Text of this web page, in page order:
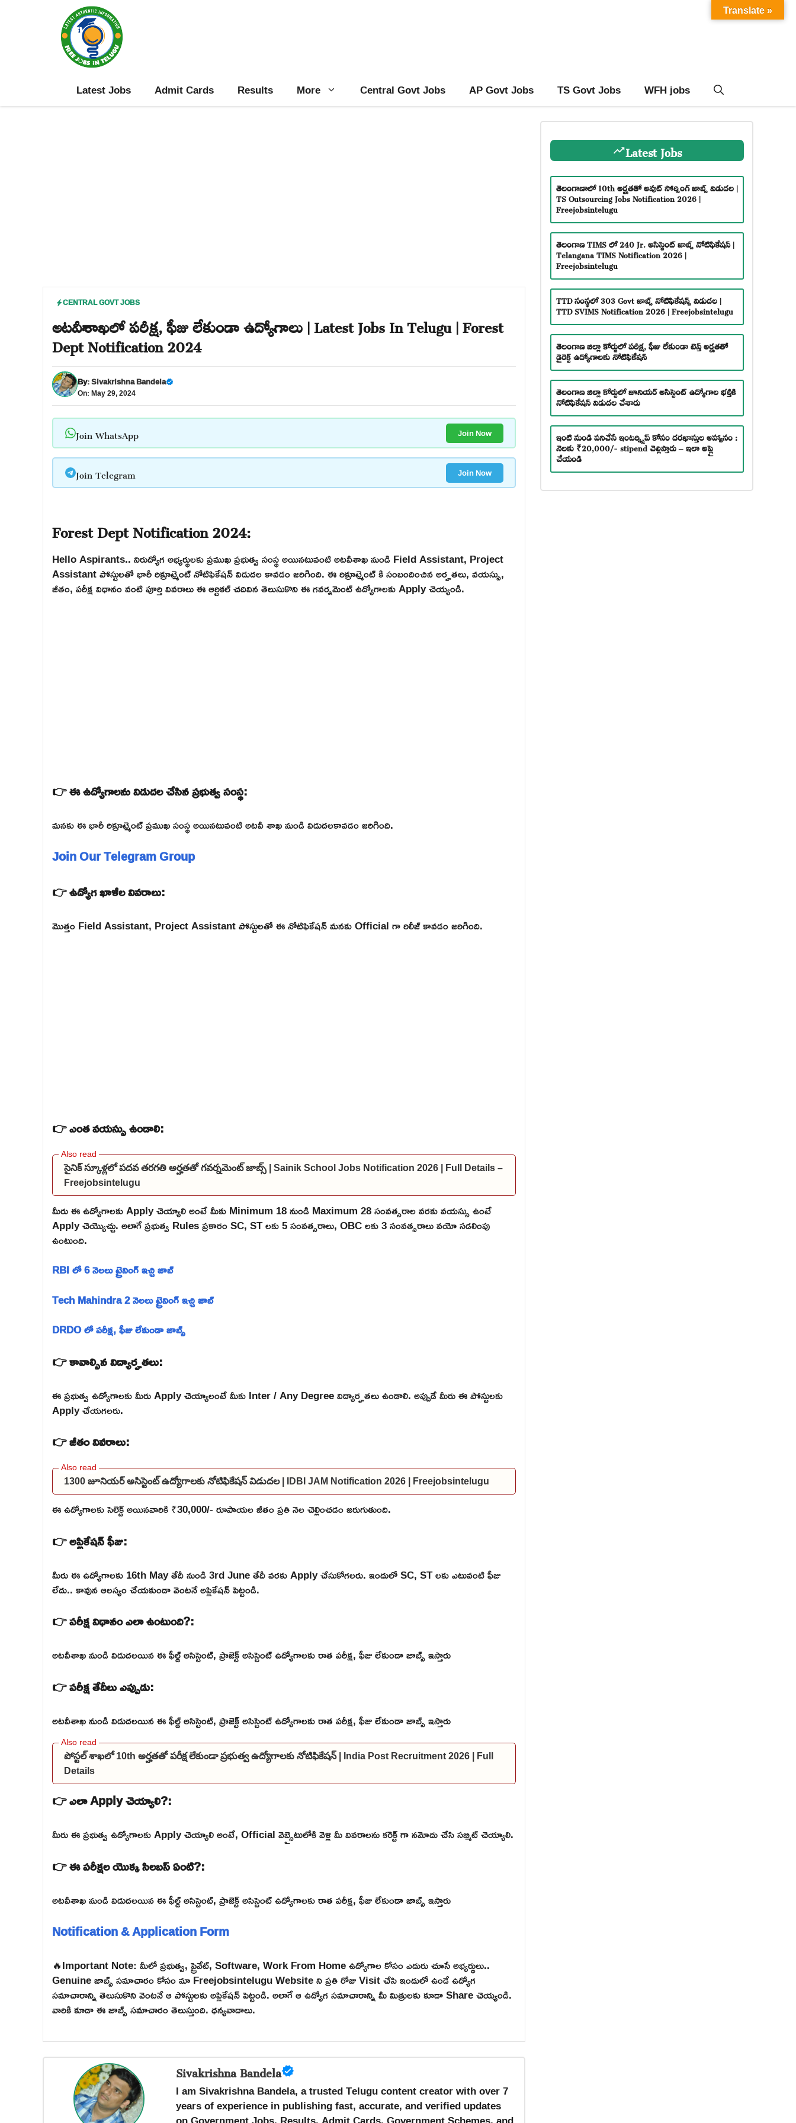
Latest Jobs Admit Cards Results More Central Govt Jobs AP Govt Jobs TS Govt Jobs WFH jobs
CENTRAL GOVT JOBS
అటవీశాఖలో పరీక్ష, ఫీజు లేకుండా ఉద్యోగాలు | Latest Jobs In Telugu | Forest
Dept Notification 2024
By:Sivakrishna Bandela
On: May 29, 2024
Join WhatsApp Join Now
Join Telegram Join Now
Forest Dept Notification 2024:
Hello Aspirants.. నిరుద్యోగ అభ్యర్థులకు ప్రముఖ ప్రభుత్వ సంస్థ అయినటువంటి అటవీశాఖ నుండి Field Assistant, Project
Assistant పోస్టులతో భారీ రిక్రూట్మెంట్ నోటిఫికేషన్ విడుదల కావడం జరిగింది. ఈ రిక్రూట్మెంట్ కి సంబందించిన అర్హతలు, వయస్సు,
జీతం, పరీక్ష విధానం వంటి పూర్తి వివరాలు ఈ ఆర్టికల్ చదివిన తెలుసుకొని ఈ గవర్నమెంట్ ఉద్యోగాలకు Apply చెయ్యండి.
👉 ఈ ఉద్యోగాలను విడుదల చేసిన ప్రభుత్వ సంస్థ:
మనకు ఈ భారీ రిక్రూట్మెంట్ ప్రముఖ సంస్థ అయినటువంటి అటవీ శాఖ నుండి విడుదలకావడం జరిగింది.
Join Our Telegram Group
👉 ఉద్యోగ ఖాళీల వివరాలు:
మొత్తం Field Assistant, Project Assistant పోస్టులతో ఈ నోటిఫికేషన్ మనకు Official గా రిలీజ్ కావడం జరిగింది.
👉 ఎంత వయస్సు ఉండాలి:
సైనిక్ స్కూళ్లలో పదవ తరగతి అర్హతతో గవర్నమెంట్ జాబ్స్ | Sainik School Jobs Notification 2026 | Full Details –
Freejobsintelugu
మీరు ఈ ఉద్యోగాలకు Apply చెయ్యాలి అంటే మీకు Minimum 18 నుండి Maximum 28 సంవత్సరాల వరకు వయస్సు ఉంటే
Apply చెయ్యొచ్చు. అలాగే ప్రభుత్వ Rules ప్రకారం SC, ST లకు 5 సంవత్సరాలు, OBC లకు 3 సంవత్సరాలు వయో సడలింపు
ఉంటుంది.
RBI లో 6 నెలలు ట్రైనింగ్ ఇచ్చి జాబ్
Tech Mahindra 2 నెలలు ట్రైనింగ్ ఇచ్చి జాబ్
DRDO లో పరీక్ష, ఫీజు లేకుండా జాబ్స్
👉 కావాల్సిన విద్యార్హతలు:
ఈ ప్రభుత్వ ఉద్యోగాలకు మీరు Apply చెయ్యాలంటే మీకు Inter / Any Degree విద్యార్హతలు ఉండాలి. అప్పుడే మీరు ఈ పోస్టులకు
Apply చేయగలరు.
👉 జీతం వివరాలు:
1300 జూనియర్ అసిస్టెంట్ ఉద్యోగాలకు నోటిఫికేషన్ విడుదల | IDBI JAM Notification 2026 | Freejobsintelugu
ఈ ఉద్యోగాలకు సెలెక్ట్ అయినవారికి ₹30,000/- రూపాయల జీతం ప్రతి నెల చెల్లించడం జరుగుతుంది.
👉 అప్లికేషన్ ఫీజు:
మీరు ఈ ఉద్యోగాలకు 16th May తేదీ నుండి 3rd June తేదీ వరకు Apply చేసుకోగలరు. ఇందులో SC, ST లకు ఎటువంటి ఫీజు
లేదు.. కావున ఆలస్యం చేయకుండా వెంటనే అప్లికేషన్ పెట్టండి.
👉 పరీక్ష విధానం ఎలా ఉంటుంది?:
అటవీశాఖ నుండి విడుదలయిన ఈ ఫీల్డ్ అసిస్టెంట్, ప్రాజెక్ట్ అసిస్టెంట్ ఉద్యోగాలకు రాత పరీక్ష, ఫీజు లేకుండా జాబ్స్ ఇస్తారు
👉 పరీక్ష తేదీలు ఎప్పుడు:
అటవీశాఖ నుండి విడుదలయిన ఈ ఫీల్డ్ అసిస్టెంట్, ప్రాజెక్ట్ అసిస్టెంట్ ఉద్యోగాలకు రాత పరీక్ష, ఫీజు లేకుండా జాబ్స్ ఇస్తారు
పోస్టల్ శాఖలో 10th అర్హతతో పరీక్ష లేకుండా ప్రభుత్వ ఉద్యోగాలకు నోటిఫికేషన్ | India Post Recruitment 2026 | Full
Details
👉 ఎలా Apply చెయ్యాలి?:
మీరు ఈ ప్రభుత్వ ఉద్యోగాలకు Apply చెయ్యాలి అంటే, Official వెబ్సైటులోకి వెళ్లి మీ వివరాలను కరెక్ట్ గా నమోదు చేసి సబ్మిట్ చెయ్యాలి.
👉 ఈ పరీక్షల యొక్క సిలబస్ ఏంటి?:
అటవీశాఖ నుండి విడుదలయిన ఈ ఫీల్డ్ అసిస్టెంట్, ప్రాజెక్ట్ అసిస్టెంట్ ఉద్యోగాలకు రాత పరీక్ష, ఫీజు లేకుండా జాబ్స్ ఇస్తారు
Notification & Application Form
🔥Important Note: మీలో ప్రభుత్వ, ప్రైవేట్, Software, Work From Home ఉద్యోగాల కోసం ఎదురు చూసే అభ్యర్థులు..
Genuine జాబ్స్ సమాచారం కోసం మా Freejobsintelugu Website ని ప్రతి రోజు Visit చేసి ఇందులో ఉండే ఉద్యోగ
సమాచారాన్ని తెలుసుకొని వెంటనే ఆ పోస్టులకు అప్లికేషన్ పెట్టండి. అలాగే ఆ ఉద్యోగ సమాచారాన్ని మీ మిత్రులకు కూడా Share చెయ్యండి.
వారికి కూడా ఈ జాబ్స్ సమాచారం తెలుస్తుంది. ధన్యవాదాలు.
Sivakrishna Bandela
I am Sivakrishna Bandela, a trusted Telugu content creator with over 7
years of experience in publishing fast, accurate, and verified updates
Latest Jobs
తెలంగాణాలో 10th అర్హతతో అవుట్ సోర్సింగ్ జాబ్స్ విడుదల |
TS Outsourcing Jobs Notification 2026 |
Freejobsintelugu
తెలంగాణ TIMS లో 240 Jr. అసిస్టెంట్ జాబ్స్ నోటిఫికేషన్ |
Telangana TIMS Notification 2026 |
Freejobsintelugu
TTD సంస్థలో 303 Govt జాబ్స్ నోటిఫికేషన్స్ విడుదల |
TTD SVIMS Notification 2026 | Freejobsintelugu
తెలంగాణ జిల్లా కోర్టులో పరీక్ష, ఫీజు లేకుండా టెన్త్ అర్హతతో
డైరెక్ట్ ఉద్యోగాలకు నోటిఫికేషన్
తెలంగాణ జిల్లా కోర్టులో జూనియర్ అసిస్టెంట్ ఉద్యోగాల భర్తీకి
నోటిఫికేషన్ విడుదల చేశారు
ఇంటి నుండి పనిచేసే ఇంటర్న్షిప్ కోసం దరఖాస్తుల ఆహ్వానం :
నెలకు ₹20,000/- stipend చెల్లిస్తారు – ఇలా అప్లై
చేయండి
Translate »